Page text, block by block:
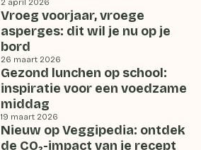
2 april 2026
Vroeg voorjaar, vroege
asperges: dit wil je nu op je
bord
26 maart 2026
Gezond lunchen op school:
inspiratie voor een voedzame
middag
19 maart 2026
Nieuw op Veggipedia: ontdek
de CO₂-impact van je recept